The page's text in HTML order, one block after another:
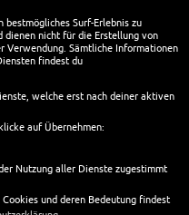
Surf-Erlebnis zu
dienen nicht für die Erstellung von
Verwendung. Sämtliche Informationen
findest du
welche erst nach deiner aktiven
auf Übernehmen:
Nutzung aller Dienste zugestimmt
und deren Bedeutung findest